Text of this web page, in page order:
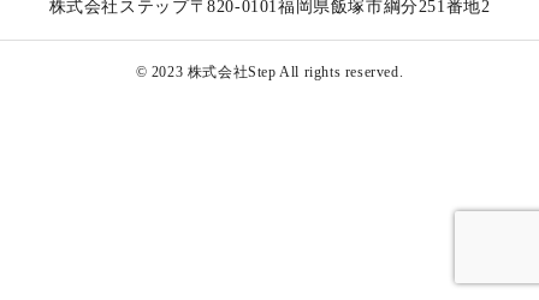
株式会社ステップ〒820-0101福岡県飯塚市綱分251番地2
© 2023 株式会社Step All rights reserved.